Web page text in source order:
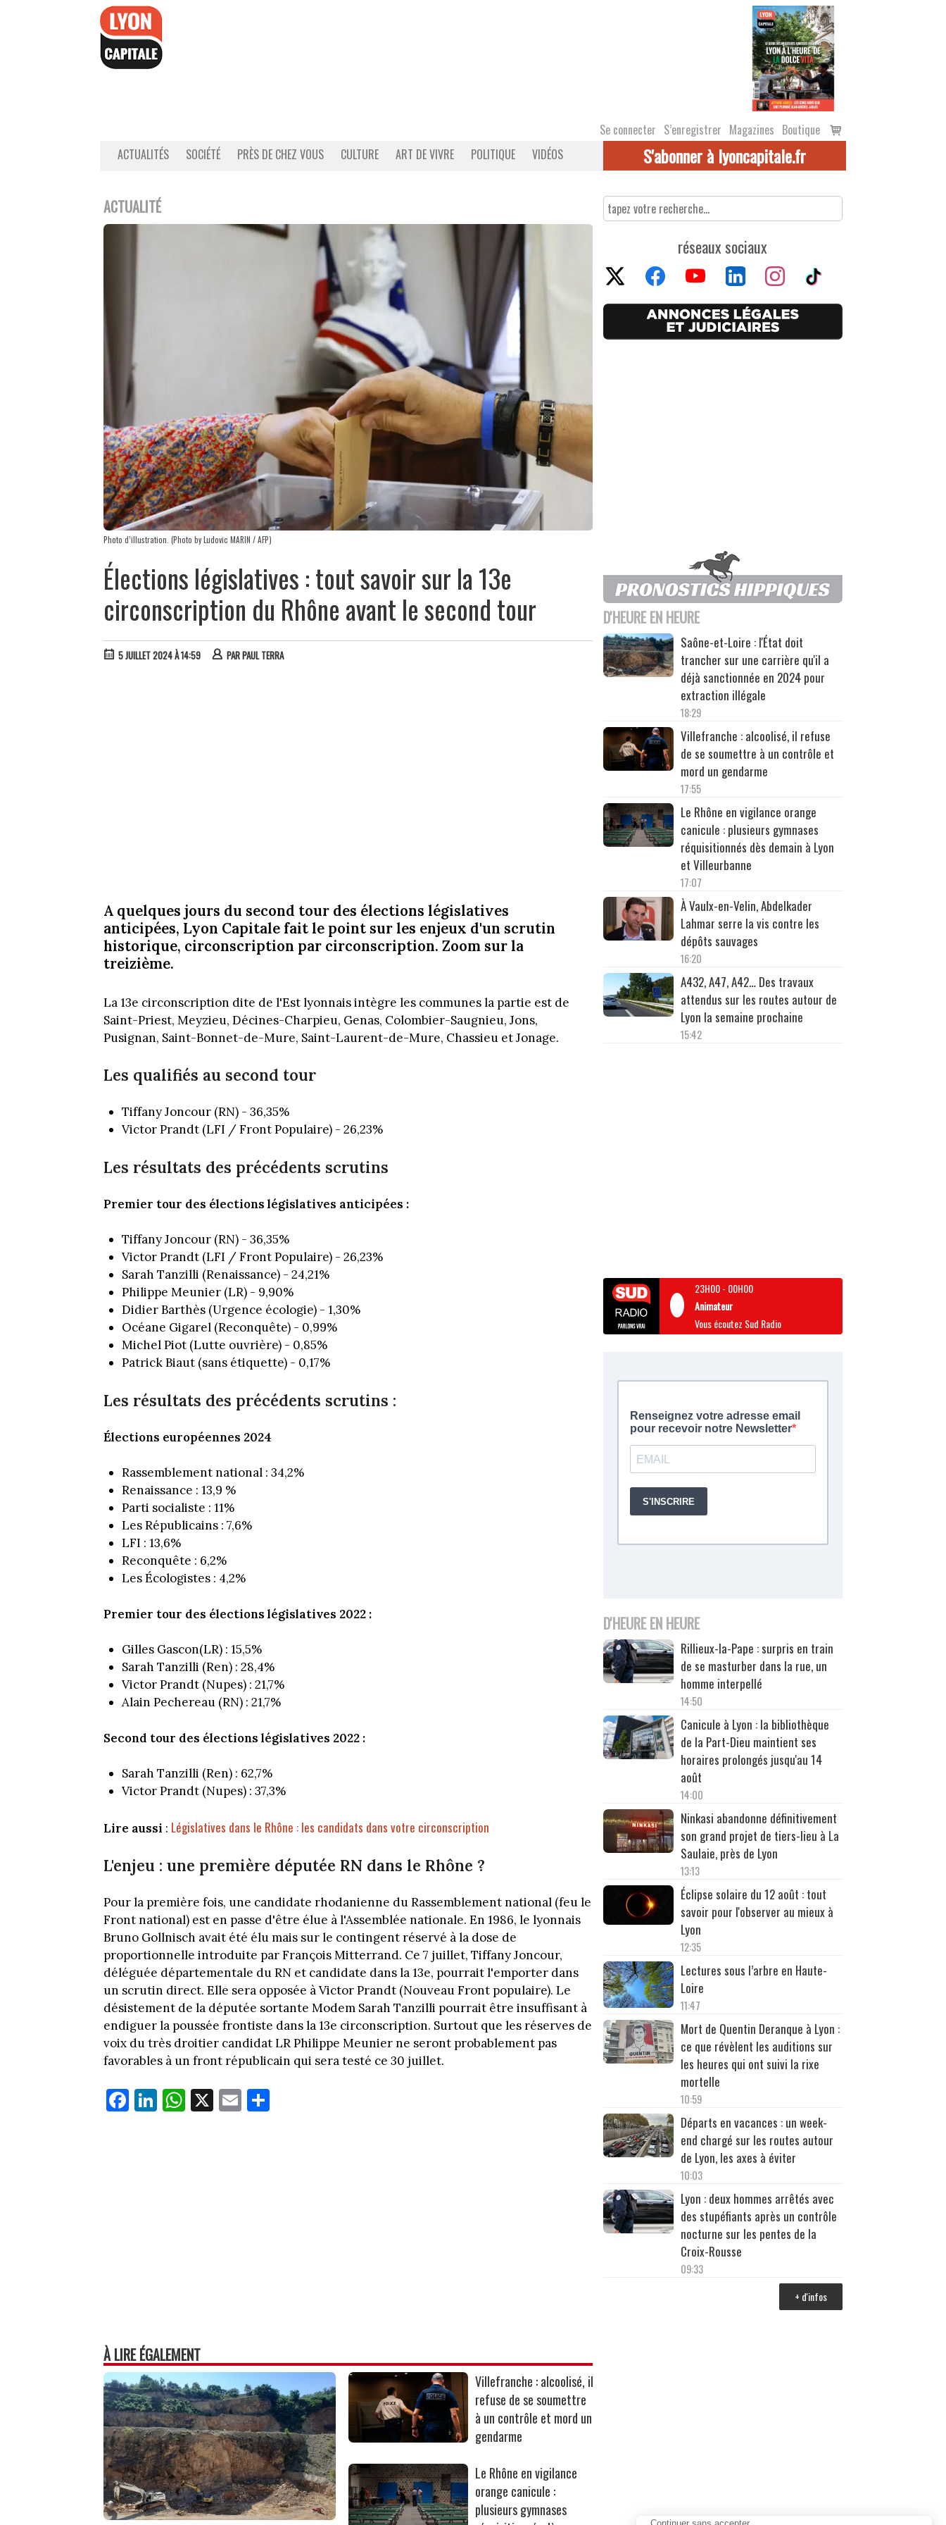
Se connecter S’enregistrer Magazines Boutique
Voir
le
ACTUALITÉS SOCIÉTÉ PRÈS DE CHEZ VOUS CULTURE ART DE VIVRE POLITIQUE VIDÉOS S'abonner à lyoncapitale.fr
ACTUALITÉ
Photo d’illustration. (Photo by Ludovic MARIN / AFP)
Élections législatives : tout savoir sur la 13e
circonscription du Rhône avant le second tour
5 JUILLET 2024 À 14:59 PARPAUL TERRA
A quelques jours du second tour des élections législatives
anticipées, Lyon Capitale fait le point sur les enjeux d'un scrutin
historique, circonscription par circonscription. Zoom sur la
treizième.
La 13e circonscription dite de l'Est lyonnais intègre les communes la partie est de
Saint-Priest, Meyzieu, Décines-Charpieu, Genas, Colombier-Saugnieu, Jons,
Pusignan, Saint-Bonnet-de-Mure, Saint-Laurent-de-Mure, Chassieu et Jonage.
Les qualifiés au second tour
Tiffany Joncour (RN) - 36,35%
Victor Prandt (LFI / Front Populaire) - 26,23%
Les résultats des précédents scrutins
Premier tour des élections législatives anticipées :
Tiffany Joncour (RN) - 36,35%
Victor Prandt (LFI / Front Populaire) - 26,23%
Sarah Tanzilli (Renaissance) - 24,21%
Philippe Meunier (LR) - 9,90%
Didier Barthès (Urgence écologie) - 1,30%
Océane Gigarel (Reconquête) - 0,99%
Michel Piot (Lutte ouvrière) - 0,85%
Patrick Biaut (sans étiquette) - 0,17%
Les résultats des précédents scrutins :
Élections européennes 2024
Rassemblement national : 34,2%
Renaissance : 13,9 %
Parti socialiste : 11%
Les Républicains : 7,6%
LFI : 13,6%
Reconquête : 6,2%
Les Écologistes : 4,2%
Premier tour des élections législatives 2022 :
Gilles Gascon(LR) : 15,5%
Sarah Tanzilli (Ren) : 28,4%
Victor Prandt (Nupes) : 21,7%
Alain Pechereau (RN) : 21,7%
Second tour des élections législatives 2022 :
Sarah Tanzilli (Ren) : 62,7%
Victor Prandt (Nupes) : 37,3%
Lire aussi : Législatives dans le Rhône : les candidats dans votre circonscription
L'enjeu : une première députée RN dans le Rhône ?
Pour la première fois, une candidate rhodanienne du Rassemblement national (feu le
Front national) est en passe d'être élue à l'Assemblée nationale. En 1986, le lyonnais
Bruno Gollnisch avait été élu mais sur le contingent réservé à la dose de
proportionnelle introduite par François Mitterrand. Ce 7 juillet, Tiffany Joncour,
déléguée départementale du RN et candidate dans la 13e, pourrait l'emporter dans
un scrutin direct. Elle sera opposée à Victor Prandt (Nouveau Front populaire). Le
désistement de la députée sortante Modem Sarah Tanzilli pourrait être insuffisant à
endiguer la poussée frontiste dans la 13e circonscription. Surtout que les réserves de
voix du très droitier candidat LR Philippe Meunier ne seront probablement pas
favorables à un front républicain qui sera testé ce 30 juillet.
Fa
ce
Li
nk
W
ha
X E
m
À LIRE ÉGALEMENT
Villefranche : alcoolisé, il
refuse de se soumettre
à un contrôle et mord un
gendarme
Le Rhône en vigilance
orange canicule :
plusieurs gymnases
réseaux sociaux
D'HEURE EN HEURE
Saône-et-Loire : l'État doit
trancher sur une carrière qu'il a
déjà sanctionnée en 2024 pour
extraction illégale
18:29
Villefranche : alcoolisé, il refuse
de se soumettre à un contrôle et
mord un gendarme
17:55
Le Rhône en vigilance orange
canicule : plusieurs gymnases
réquisitionnés dès demain à Lyon
et Villeurbanne
17:07
À Vaulx-en-Velin, Abdelkader
Lahmar serre la vis contre les
dépôts sauvages
16:20
A432, A47, A42… Des travaux
attendus sur les routes autour de
Lyon la semaine prochaine
15:42
23H00- 00H00
Animateur
Vous écoutez Sud Radio
D'HEURE EN HEURE
Rillieux-la-Pape : surpris en train
de se masturber dans la rue, un
homme interpellé
14:50
Canicule à Lyon : la bibliothèque
de la Part-Dieu maintient ses
horaires prolongés jusqu'au 14
août
14:00
Ninkasi abandonne définitivement
son grand projet de tiers-lieu à La
Saulaie, près de Lyon
13:13
Éclipse solaire du 12 août : tout
savoir pour l'observer au mieux à
Lyon
12:35
Lectures sous l’arbre en Haute-
Loire
11:47
Mort de Quentin Deranque à Lyon :
ce que révèlent les auditions sur
les heures qui ont suivi la rixe
mortelle
10:59
Départs en vacances : un week-
end chargé sur les routes autour
de Lyon, les axes à éviter
10:03
Lyon : deux hommes arrêtés avec
des stupéfiants après un contrôle
nocturne sur les pentes de la
Croix-Rousse
09:33
+ d'infos